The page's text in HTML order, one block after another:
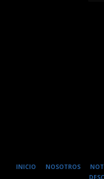
INICIO NOSOTROS